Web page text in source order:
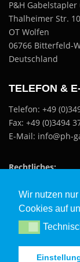
P&H
Thalheimer Str.
OT Wolfen
06766 Bitterfeld-
Deutschland
TELEFON &
Telefon: +49
Fax: +49 (0)3494
E-Mail: info@ph-
Rechtliches:
Impressum
Wir nutzen
Cookies auf
Technisch